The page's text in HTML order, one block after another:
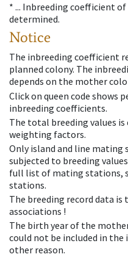
* ... Inbreeding coefficient
determined.
Notice
The inbreeding coefficient
planned colony. The
depends on the mother
Click on queen code shows
inbreeding coefficients.
The total breeding values
weighting factors.
Only island and line mating
subjected to breeding
full list of mating stations,
stations.
The breeding record data
associations !
The birth year of the
could not be included in
other reason.